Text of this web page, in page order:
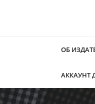
ОБ
АККАУНТ